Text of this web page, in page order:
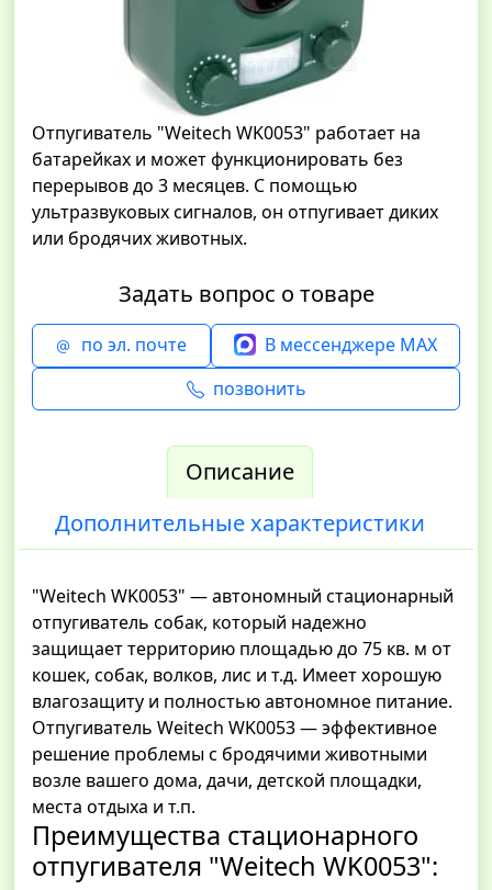
Отпугиватель "Weitech WK0053" работает на
батарейках и может функционировать без
перерывов до 3 месяцев. С помощью
ультразвуковых сигналов, он отпугивает диких
или бродячих животных.
Задать вопрос о товаре
по эл. почте
В мессенджере MAX
позвонить
Описание
Дополнительные характеристики
"Weitech WK0053" — автономный стационарный
отпугиватель собак, который надежно
защищает территорию площадью до 75 кв. м от
кошек, собак, волков, лис и т.д. Имеет хорошую
влагозащиту и полностью автономное питание.
Отпугиватель Weitech WK0053 — эффективное
решение проблемы с бродячими животными
возле вашего дома, дачи, детской площадки,
места отдыха и т.п.
Преимущества стационарного
отпугивателя "Weitech WK0053":